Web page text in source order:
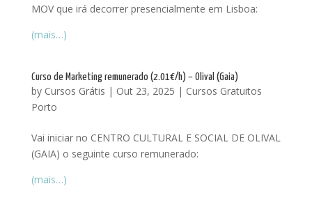
MOV que irá decorrer presencialmente em Lisboa:
(mais…)
Curso de Marketing remunerado (2.01€/h) – Olival (Gaia)
by Cursos Grátis | Out 23, 2025 | Cursos Gratuitos
Porto
Vai iniciar no CENTRO CULTURAL E SOCIAL DE OLIVAL
(GAIA) o seguinte curso remunerado:
(mais…)